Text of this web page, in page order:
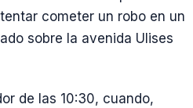
cometer un robo en un
sobre la avenida Ulises
de las 10:30, cuando,